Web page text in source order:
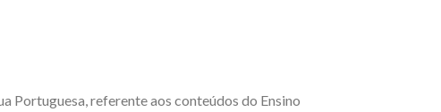
Portuguesa, referente aos conteúdos do Ensino